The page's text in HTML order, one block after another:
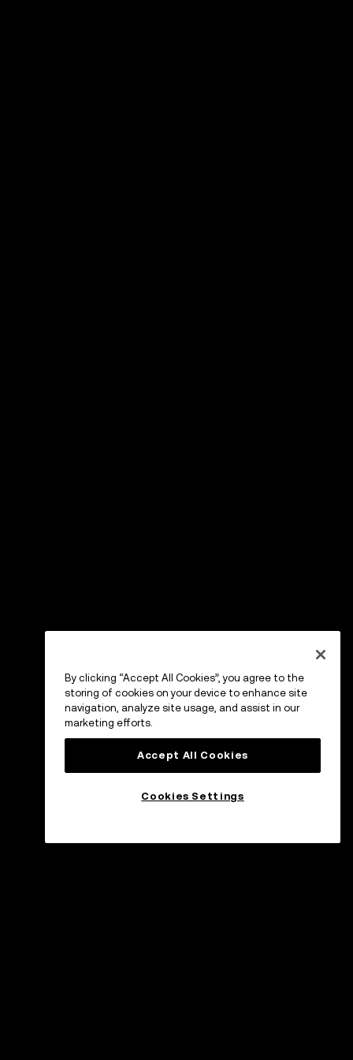
By clicking “Accept All Cookies”, you agree to the
storing of cookies on your device to enhance site
navigation, analyze site usage, and assist in our
marketing efforts.
Accept All Cookies
Cookies Settings